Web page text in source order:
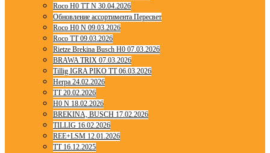
Roco H0 TT N 30.04.2026
Обновление ассортимента Пересвет
Roco H0 N 09.03.2026
Roco TT 09.03.2026
Rietze Brekina Busch H0 07.03.2026
BRAWA TRIX 07.03.2026
Tillig IGRA PIKO TT 06.03.2026
Herpa 24.02.2026
TT 20.02.2026
H0 N 18.02.2026
BREKINA, BUSCH 17.02.2026
TILLIG 16.02.2026
REE+LSM 12.01.2026
TT 16.12.2025